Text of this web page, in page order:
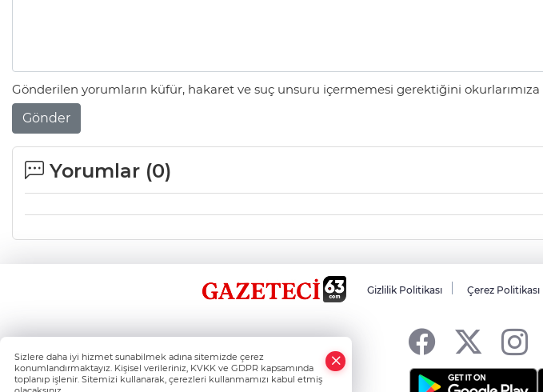
Gönderilen yorumların küfür, hakaret ve suç unsuru içermemesi gerektiğini okurlarımıza
Gönder
Yorumlar (0)
Gizlilik Politikası Çerez Politikası
Sizlere daha iyi hizmet sunabilmek adına sitemizde çerez
konumlandırmaktayız. Kişisel verileriniz, KVKK ve GDPR kapsamında
toplanıp işlenir. Sitemizi kullanarak, çerezleri kullanmamızı kabul etmiş
Whatsapp